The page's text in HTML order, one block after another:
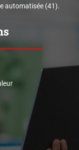
automatisée (41).